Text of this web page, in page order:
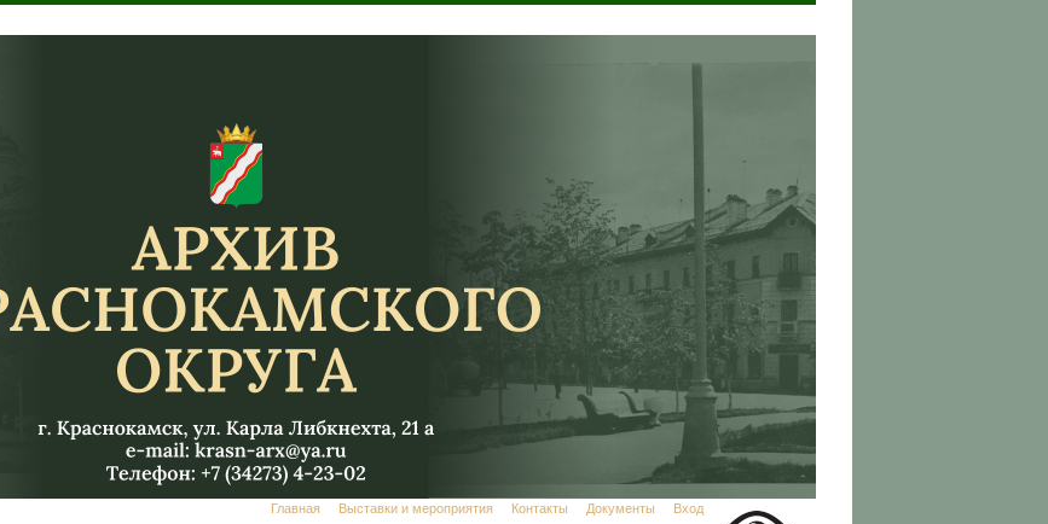
Главная Выставки и мероприятия Контакты Документы Вход